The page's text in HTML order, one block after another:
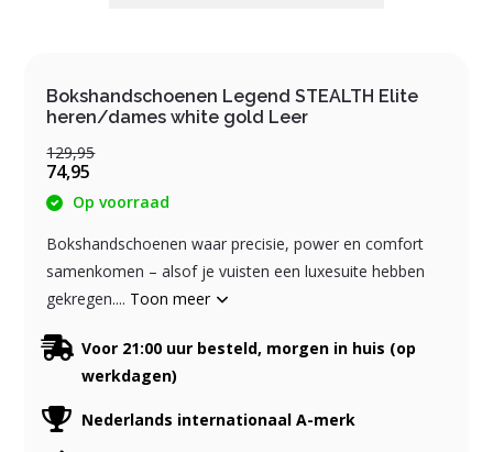
Bokshandschoenen Legend STEALTH Elite
heren/dames white gold Leer
129,95
74,95
Op voorraad
Bokshandschoenen waar precisie, power en comfort
samenkomen – alsof je vuisten een luxesuite hebben
gekregen.... Toon meer
Voor 21:00 uur besteld, morgen in huis (op
werkdagen)
Nederlands internationaal A-merk